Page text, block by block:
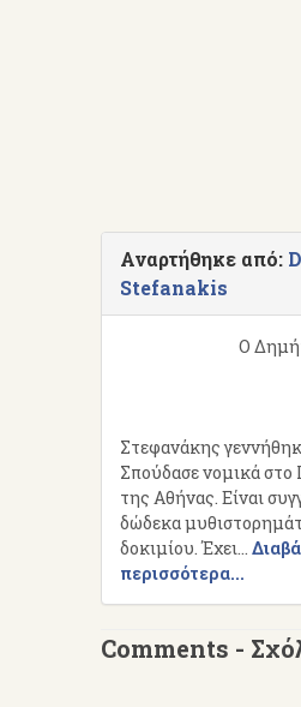
Αναρτήθηκε από:
Stefanakis
Ο
Στεφανάκης
Σπούδασε νομικά στο
της Αθήνας. Είναι
δώδεκα
δοκιμίου. Έχει...
περισσότερα...
Comments -